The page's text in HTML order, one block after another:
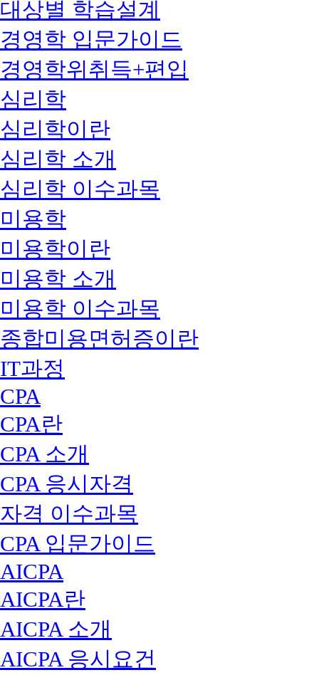
대상별 학습설계
경영학 입문가이드
경영학위취득+편입
심리학
심리학이란
심리학 소개
심리학 이수과목
미용학
미용학이란
미용학 소개
미용학 이수과목
종합미용면허증이란
IT과정
CPA
CPA란
CPA 소개
CPA 응시자격
자격 이수과목
CPA 입문가이드
AICPA
AICPA란
AICPA 소개
AICPA 응시요건